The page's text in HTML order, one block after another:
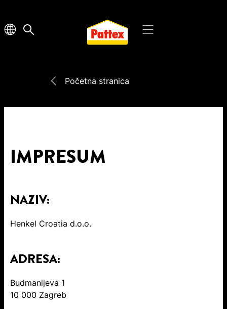
Početna stranica
IMPRESUM
NAZIV:
Henkel Croatia d.o.o.
ADRESA:
Budmanijeva 1
10 000 Zagreb